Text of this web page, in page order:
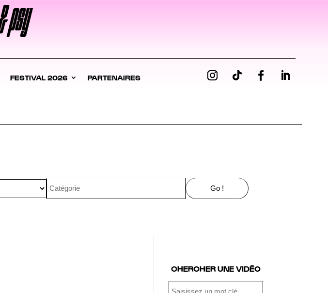
FESTIVAL 2026 PARTENAIRES
CHERCHER UNE VIDÉO